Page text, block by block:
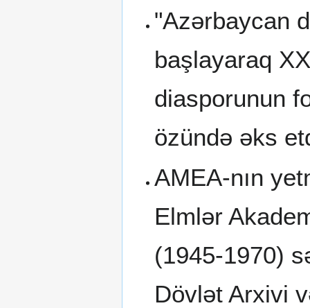
"Azərbaycan
başlayaraq
diasporunun
özündə əks
AMEA-nın
Elmlər
(1945-1970)
Dövlət Arxivi